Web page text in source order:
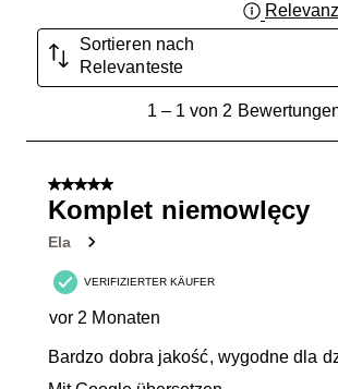
Sortieren nach
Relevanteste
von
Bewertungen.
1– 1 von 2
5 von 5 Sternen.
Komplet niemowlęcy
Ela
VERIFIZIERTER KÄUFER
vor 2 Monaten
Bardzo dobra jakość, wygodne dla